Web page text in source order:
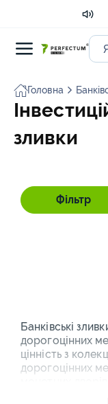
Головна
зливки
Фільтр
Банківські
дорогоцінних
цінність з
дорогоцінних
технологій